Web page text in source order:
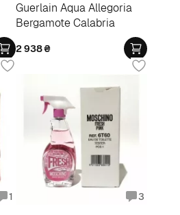
Guerlain Aqua Allegoria
Bergamote Calabria
2 938₴
1 3